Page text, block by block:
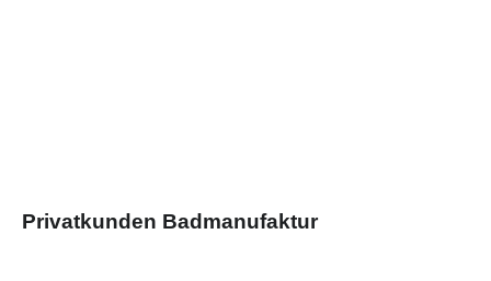
Privatkunden Badmanufaktur